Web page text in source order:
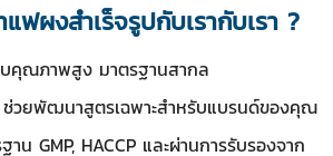
ฟผงสำเร็จรูปกับเรากับเรา ?
คุณภาพสูง มาตรฐานสากล
วยพัฒนาสูตรเฉพาะสำหรับแบรนด์ของคุณ
าน GMP, HACCP และผ่านการรับรองจาก